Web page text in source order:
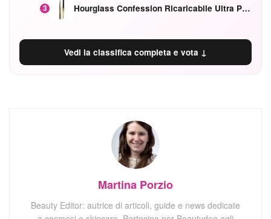
3 Hourglass Confession Ricaricabile Ultra Preciso Ad Alta Intensità Secretly Classic Red
Vedi la classifica completa e vota ↓
Martina Porzio
Beauty Editor: autrice di articoli, guide e news dedicate